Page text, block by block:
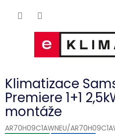
Klimatizace
Premiere 1+1
montáže
AR70H09C1AWNEU/